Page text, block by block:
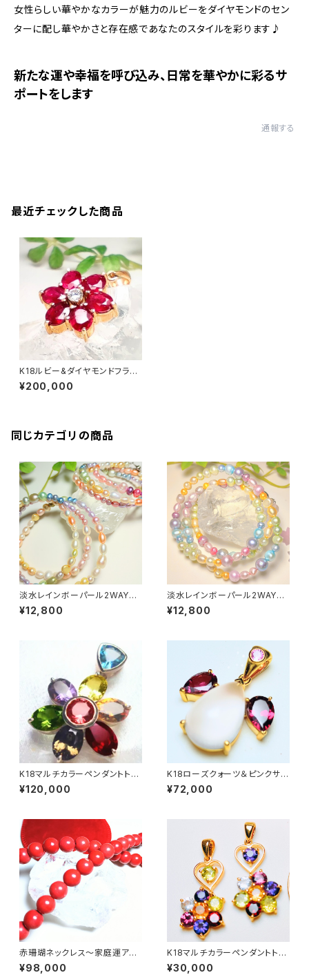
女性らしい華やかなカラーが魅力のルビーをダイヤモンドのセン
ターに配し華やかさと存在感であなたのスタイルを彩ります♪
新たな運や幸福を呼び込み、日常を華やかに彩るサ
ポートをします
通報する
最近チェックした商品
K18ルビー&ダイヤモンドフラワ
ーモチーフペンダントトップ【チ
ェリーブロッサム】
¥200,000
同じカテゴリの商品
淡水レインボーパール2WAYネ
ックレス&ブレスレット〜全体運
アップ〜
¥12,800
淡水レインボーパール2WAYネ
ックレス&ブレスレット〜全体運
アップ〜
¥12,800
K18マルチカラーペンダントトッ
プ【フラワーモチーフ】
¥120,000
K18ローズクォーツ＆ピンクサフ
ァイアエンジェルペンダントトッ
プ～健康＆愛情～
¥72,000
赤珊瑚ネックレス〜家庭運アッ
プ・交通安全〜
¥98,000
K18マルチカラーペンダントトッ
プ〜全体運アップ〜
¥30,000